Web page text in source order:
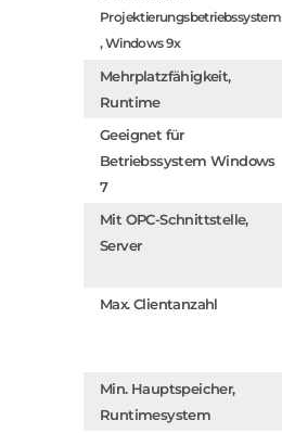
Projektierungsbetriebssystem
, Windows 9x
Mehrplatzfähigkeit,
Runtime
Geeignet für
Betriebssystem Windows
7
Mit OPC-Schnittstelle,
Server
Max. Clientanzahl
Min. Hauptspeicher,
Runtimesystem